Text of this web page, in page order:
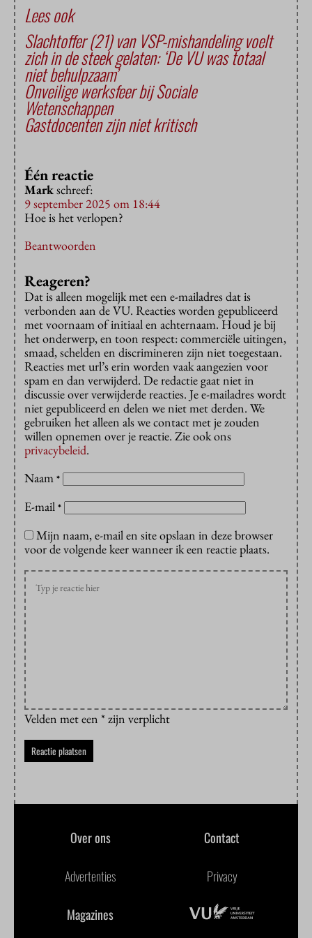
Lees ook
Slachtoffer (21) van VSP-mishandeling voelt
zich in de steek gelaten: ‘De VU was totaal
niet behulpzaam’
Onveilige werksfeer bij Sociale
Wetenschappen
Gastdocenten zijn niet kritisch
Één reactie
Markschreef:
9 september 2025 om 18:44
Hoe is het verlopen?
Beantwoorden
Reageren?
Dat is alleen mogelijk met een e-mailadres dat is
verbonden aan de VU. Reacties worden gepubliceerd
met voornaam of initiaal en achternaam. Houd je bij
het onderwerp, en toon respect: commerciële uitingen,
smaad, schelden en discrimineren zijn niet toegestaan.
Reacties met url’s erin worden vaak aangezien voor
spam en dan verwijderd. De redactie gaat niet in
discussie over verwijderde reacties. Je e-mailadres wordt
niet gepubliceerd en delen we niet met derden. We
gebruiken het alleen als we contact met je zouden
willen opnemen over je reactie. Zie ook ons
privacybeleid.
Naam *
E-mail *
Mijn naam, e-mail en site opslaan in deze browser
voor de volgende keer wanneer ik een reactie plaats.
Velden met een * zijn verplicht
Over ons Contact
Advertenties Privacy
Magazines